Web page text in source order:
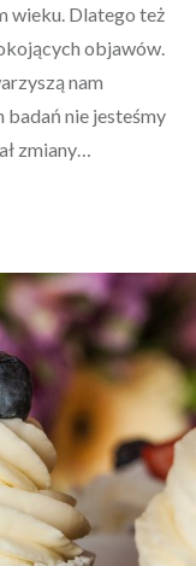
wieku. Dlatego też
objawów.
nam
badań nie jesteśmy
zmiany…